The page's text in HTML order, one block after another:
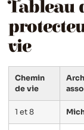
Tableau
vie
Chemin
de vie
1 et 8